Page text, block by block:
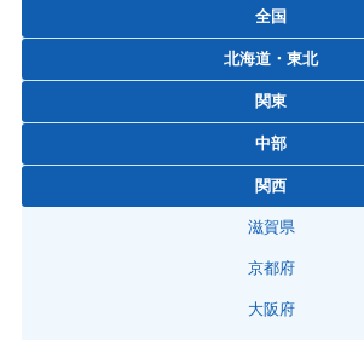
全国
北海道・東北
関東
中部
関西
滋賀県
京都府
大阪府